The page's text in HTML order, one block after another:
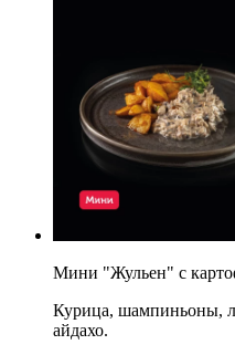
Мини "Жульен" с
Курица, шампиньоны,
айдахо.